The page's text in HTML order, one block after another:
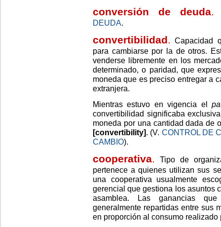
conversión de deuda.
DEUDA.
convertibilidad. Capacidad
para cambiarse por la de otros.
venderse libremente en los
determinado, o paridad, que
moneda que es preciso entregar a
extranjera.
Mientras estuvo en vigencia el
convertibilidad significaba
moneda por una cantidad dada de
[convertibility]. (V. CONTROL DE
CAMBIO).
cooperativa.
Tipo de
pertenece a quienes utilizan sus
una cooperativa usualmente
gerencial que gestiona los asuntos
asamblea. Las ganancias
generalmente repartidas entre sus
en proporción al consumo realizado